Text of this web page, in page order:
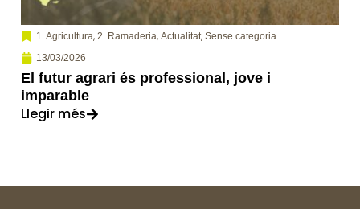
1. Agricultura, 2. Ramaderia, Actualitat, Sense categoria
13/03/2026
El futur agrari és professional, jove i
imparable
Llegir més